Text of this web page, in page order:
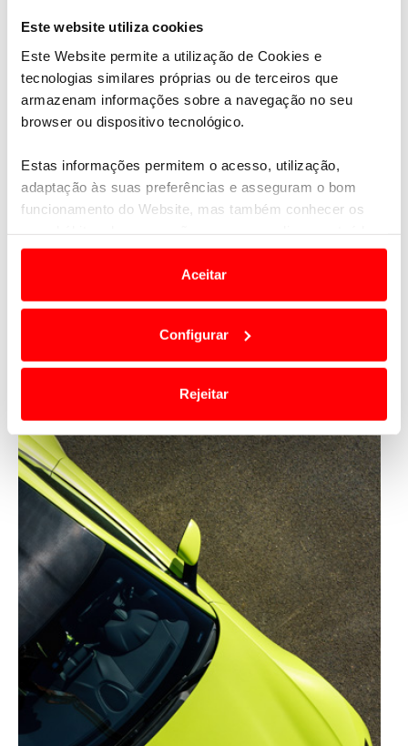
Este website utiliza cookies
Este Website permite a utilização de Cookies e
tecnologias similares próprias ou de terceiros que
armazenam informações sobre a navegação no seu
browser ou dispositivo tecnológico.
Estas informações permitem o acesso, utilização,
adaptação às suas preferências e asseguram o bom
funcionamento do Website, mas também conhecer os
e anúncios de modo a promover produtos e/ou serviços.
Em alguns casos, a utilização destas tecnologias
termos e a todo o tempo as suas preferências e limitando
o acesso a informações durante a navegação no
personalizar conteúdos e anúncios, para lhe proporcionar
funcionalidades de redes sociais, bem como para
analisar dados de navegação no nosso website.
Adicionalmente partilhamos informação, relativa à sua
utilização do nosso site de publicidade e de análise, com
parceiros e organizações na UE e em países terceiros.
O ACP garantirá que as transferências internacionais de
dados pessoais serão realizadas apenas com o seu
consentimento e quando tal se afigure estritamente
necessário no contexto dos serviços a prestar.
Realçamos que o bloqueio de certo tipo de Cookies e
Aceitar
Configurar
Rejeitar